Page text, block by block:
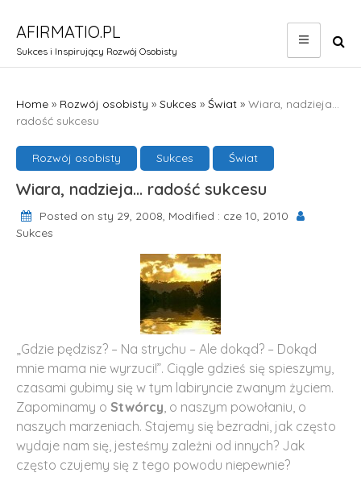
content
AFIRMATIO.PL
Sukces i Inspirujący Rozwój Osobisty
Home » Rozwój osobisty » Sukces » Świat » Wiara, nadzieja…
radość sukcesu
Rozwój osobisty Sukces Świat
Wiara, nadzieja… radość sukcesu
Posted on sty 29, 2008, Modified : cze 10, 2010
Sukces
„Gdzie pędzisz? – Na strychu – Ale dokąd? – Dokąd
mnie mama nie wyrzuci!”. Ciągle gdzieś się spieszymy,
czasami gubimy się w tym labiryncie zwanym życiem.
Zapominamy o Stwórcy, o naszym powołaniu, o
naszych marzeniach. Stajemy się bezradni, jak często
wydaje nam się, jesteśmy zależni od innych? Jak
często czujemy się z tego powodu niepewnie?